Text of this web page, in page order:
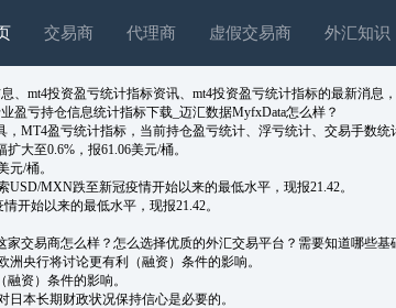
交易商 代理商 虚假交易商 外汇知识
、mt4投资盈亏统计指标资讯、mt4投资盈亏统计指标的最新消息
盈亏持仓信息统计指标下载_迈汇数据MyfxData怎么样？
，MT4盈亏统计指标，当前持仓盈亏统计、浮亏统计、交易手数
大至0.6%，报61.06美元/桶。
元/桶。
USD/MXN跌至新冠疫情开始以来的最低水平，现报21.42。
开始以来的最低水平，现报21.42。
交易商怎么样？怎么选择优质的外汇交易平台？需要知道哪些
洲央行将讨论更有利（融资）条件的影响。
资）条件的影响。
日本长期财政状况保持信心是必要的。